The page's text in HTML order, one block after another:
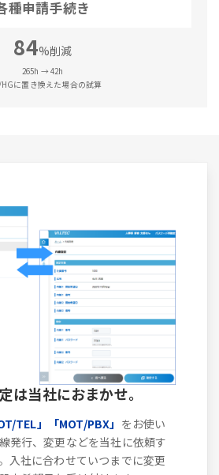
種申請手続き
84%削減
265h → 42h
に置き換えた場合の試算
は当社におまかせ。
TEL」「MOT/PBX」 をお使い
発行、変更などを当社に依頼す
入社に合わせていつまでに変更